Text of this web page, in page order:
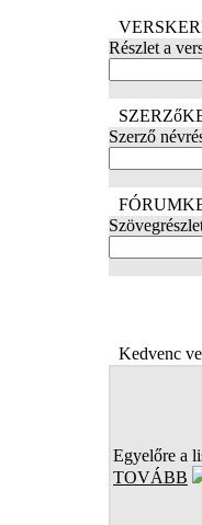
Részlet a
Szerző
Kedvenc
Egyelőre a
TOVÁBB